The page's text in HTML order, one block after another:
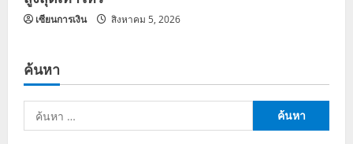
เซียนการเงิน สิงหาคม 5, 2026
ค้นหา
ค้นหา
สำหรับ: